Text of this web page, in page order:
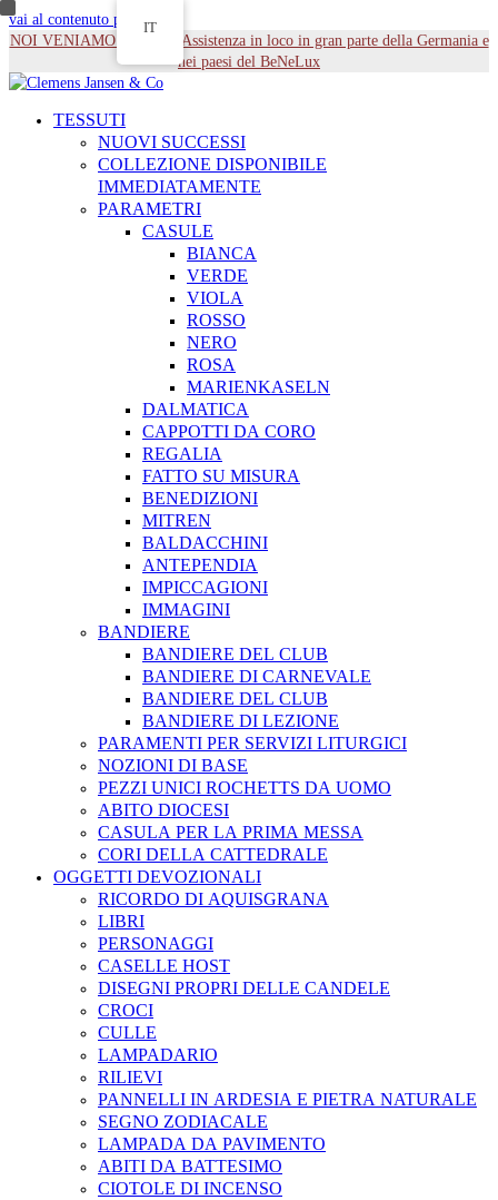
vai al contenuto principale
NOI VENIAMO DA TE - Assistenza in loco in gran parte della Germania e
nei paesi del BeNeLux
TESSUTI
NUOVI SUCCESSI
COLLEZIONE DISPONIBILE
IMMEDIATAMENTE
PARAMETRI
CASULE
BIANCA
VERDE
VIOLA
ROSSO
NERO
ROSA
MARIENKASELN
DALMATICA
CAPPOTTI DA CORO
REGALIA
FATTO SU MISURA
BENEDIZIONI
MITREN
BALDACCHINI
ANTEPENDIA
IMPICCAGIONI
IMMAGINI
BANDIERE
BANDIERE DEL CLUB
BANDIERE DI CARNEVALE
BANDIERE DEL CLUB
BANDIERE DI LEZIONE
PARAMENTI PER SERVIZI LITURGICI
NOZIONI DI BASE
PEZZI UNICI ROCHETTS DA UOMO
ABITO DIOCESI
CASULA PER LA PRIMA MESSA
CORI DELLA CATTEDRALE
OGGETTI DEVOZIONALI
RICORDO DI AQUISGRANA
LIBRI
PERSONAGGI
CASELLE HOST
DISEGNI PROPRI DELLE CANDELE
CROCI
CULLE
LAMPADARIO
RILIEVI
PANNELLI IN ARDESIA E PIETRA NATURALE
SEGNO ZODIACALE
LAMPADA DA PAVIMENTO
ABITI DA BATTESIMO
CIOTOLE DI INCENSO
IT